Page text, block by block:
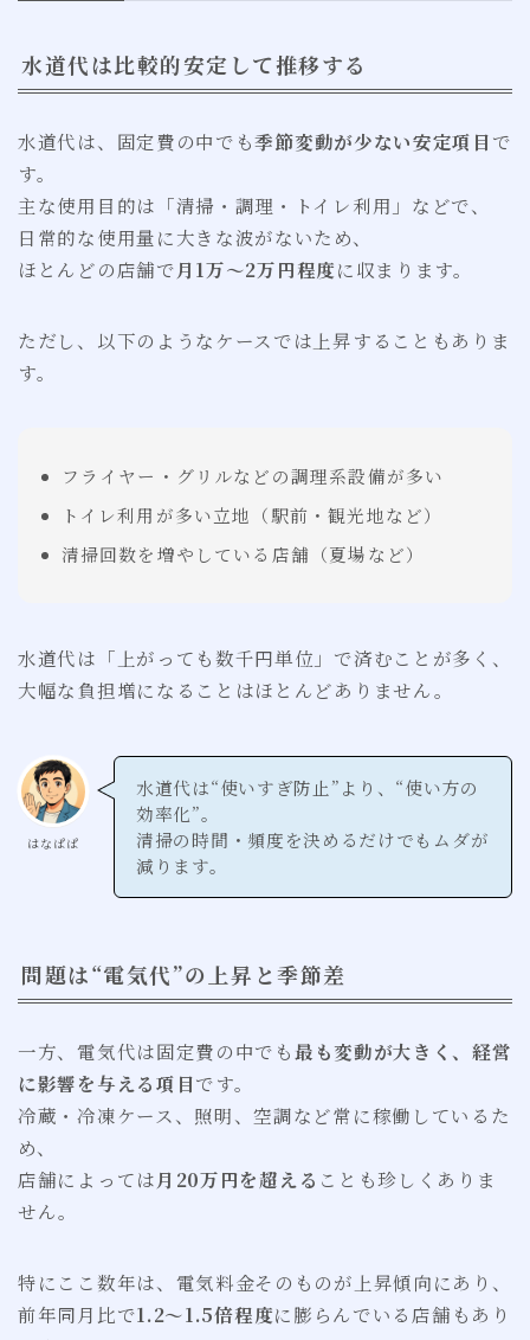
水道代は比較的安定して推移する
水道代は、固定費の中でも季節変動が少ない安定項目で
す。
主な使用目的は「清掃・調理・トイレ利用」などで、
日常的な使用量に大きな波がないため、
ほとんどの店舗で月1万〜2万円程度に収まります。
ただし、以下のようなケースでは上昇することもありま
す。
フライヤー・グリルなどの調理系設備が多い
トイレ利用が多い立地（駅前・観光地など）
清掃回数を増やしている店舗（夏場など）
水道代は「上がっても数千円単位」で済むことが多く、
大幅な負担増になることはほとんどありません。
はなぱぱ
水道代は“使いすぎ防止”より、“使い方の
効率化”。
清掃の時間・頻度を決めるだけでもムダが
減ります。
問題は“電気代”の上昇と季節差
一方、電気代は固定費の中でも最も変動が大きく、経営
に影響を与える項目です。
冷蔵・冷凍ケース、照明、空調など常に稼働しているた
め、
店舗によっては月20万円を超える ことも珍しくありま
せん。
特にここ数年は、電気料金そのものが上昇傾向にあり、
前年同月比で1.2〜1.5倍程度に膨らんでいる店舗もあり